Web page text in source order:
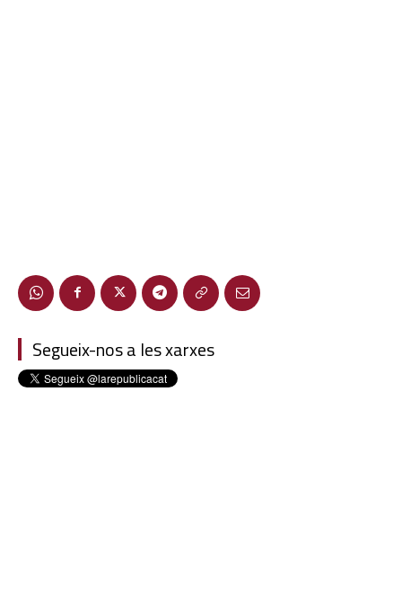
Segueix-nos a les xarxes